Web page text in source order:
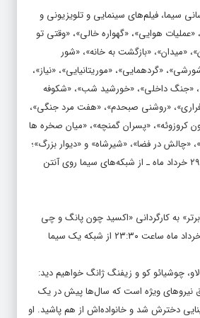
سیما،‌ فیلم‌های سینمایی و تلویزیونی و
«عملیات هوایی»، «گهواره خالی»، «وقتی تو
«میدان»، «بازگشت به خانه»، «شور
«برادری»، «۱۱ شورشی»، «گردهمایی»، «موریتانیایی»، «نیاز»،
«جنگ داخلی»، «خورشید شب»، «شکوفه
«روشنی صبحدم»، «هفت مرد جنگی»،
کروزوئه»، «پسران گمنچه»، «میان صخره ها
در فضا»، «شیرشاه» و «دیوار بزرگ»؛
پنج‌شنبه و جمعه ـ ۲۸ و ۲۹ خرداد ماه ـ از شبکه‌های سیما روی آنتن
به کارگردانی «اکسید چون پانگ و چی
لونگ لاو»، پنج‌شنبه ۲۸ خرداد ماه ساعت ۲۳:۳۰ از شبکه یک سیما
لاو، چوشیائو کو و زیفنگ ژانگ خواهیم دید:
نیروهای ویژه است که سال‌ها پیش در یک
دخترش شد و خانواده‌اش از هم پاشید. او